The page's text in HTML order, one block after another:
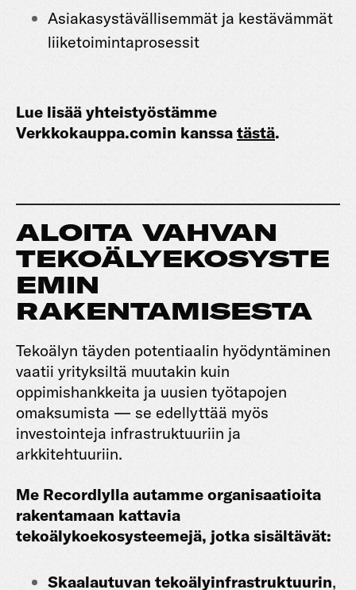
Asiakasystävällisemmät ja kestävämmät
liiketoimintaprosessit
Lue lisää yhteistyöstämme
Verkkokauppa.comin kanssa tästä.
ALOITA VAHVAN
TEKOÄLYEKOSYSTE
EMIN
RAKENTAMISESTA
Tekoälyn täyden potentiaalin hyödyntäminen
vaatii yrityksiltä muutakin kuin
oppimishankkeita ja uusien työtapojen
omaksumista — se edellyttää myös
investointeja infrastruktuuriin ja
arkkitehtuuriin.
Me Recordlylla autamme organisaatioita
rakentamaan kattavia
tekoälykoekosysteemejä, jotka sisältävät:
Skaalautuvan tekoälyinfrastruktuurin,